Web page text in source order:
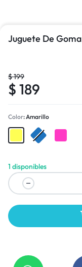
Juguete De
$199
$ 189
Color Amarillo
1 disponibles